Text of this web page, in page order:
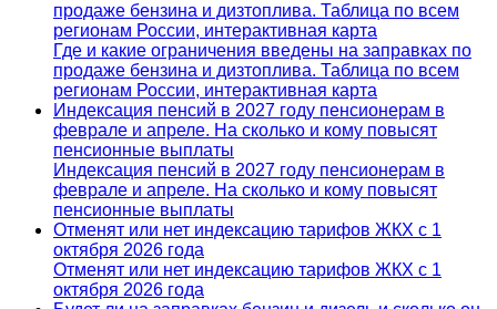
продаже бензина и дизтоплива. Таблица по всем
регионам России, интерактивная карта
Где и какие ограничения введены на заправках по
продаже бензина и дизтоплива. Таблица по всем
регионам России, интерактивная карта
Индексация пенсий в 2027 году пенсионерам в
феврале и апреле. На сколько и кому повысят
пенсионные выплаты
Индексация пенсий в 2027 году пенсионерам в
феврале и апреле. На сколько и кому повысят
пенсионные выплаты
Отменят или нет индексацию тарифов ЖКХ с 1
октября 2026 года
Отменят или нет индексацию тарифов ЖКХ с 1
октября 2026 года